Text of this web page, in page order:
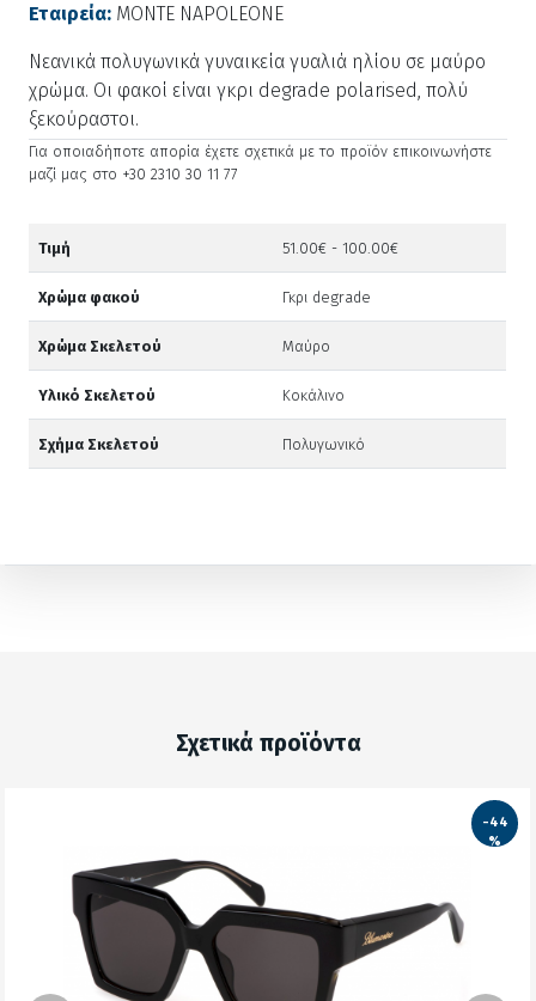
Εταιρεία: MONTE NAPOLEONE
Νεανικά πολυγωνικά γυναικεία γυαλιά ηλίου σε μαύρο
χρώμα. Οι φακοί είναι γκρι degrade polarised, πολύ
ξεκούραστοι.
Για οποιαδήποτε απορία έχετε σχετικά με το προϊόν επικοινωνήστε
μαζί μας στο +30 2310 30 11 77
Τιμή 51.00€ - 100.00€
Χρώμα φακού Γκρι degrade
Χρώμα Σκελετού Μαύρο
Υλικό Σκελετού Κοκάλινο
Σχήμα Σκελετού Πολυγωνικό
Σχετικά προϊόντα
-44
%